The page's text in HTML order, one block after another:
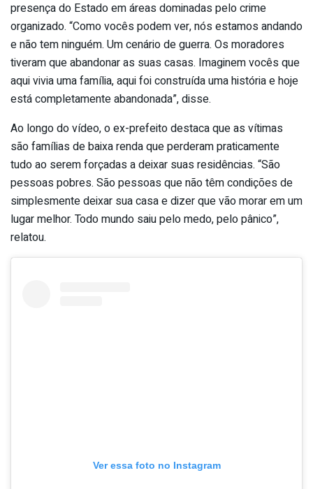
presença do Estado em áreas dominadas pelo crime
organizado. “Como vocês podem ver, nós estamos andando
e não tem ninguém. Um cenário de guerra. Os moradores
tiveram que abandonar as suas casas. Imaginem vocês que
aqui vivia uma família, aqui foi construída uma história e hoje
está completamente abandonada”, disse.
Ao longo do vídeo, o ex-prefeito destaca que as vítimas
são famílias de baixa renda que perderam praticamente
tudo ao serem forçadas a deixar suas residências. “São
pessoas pobres. São pessoas que não têm condições de
simplesmente deixar sua casa e dizer que vão morar em um
lugar melhor. Todo mundo saiu pelo medo, pelo pânico”,
relatou.
Ver essa foto no Instagram